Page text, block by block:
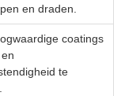
en draden.
coatings
te